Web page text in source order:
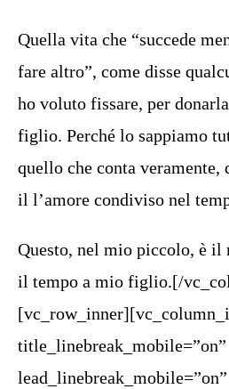
Quella vita che “succede
fare altro”, come disse
ho voluto fissare, per
figlio. Perché lo sappiamo
quello che conta veramente,
il l’amore condiviso nel
Questo, nel mio piccolo, è il
il tempo a mio figlio.[/
title_linebreak_mobile=”on”
lead_linebreak_mobile=”on”